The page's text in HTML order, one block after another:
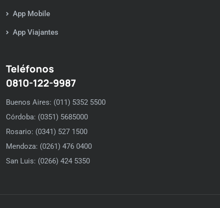
App Mobile
App Viajantes
Teléfonos
0810-122-9987
Buenos Aires: (011) 5352 5500
Córdoba: (0351) 5685000
Rosario: (0341) 527 1500
Mendoza: (0261) 476 0400
San Luis: (0266) 424 5350